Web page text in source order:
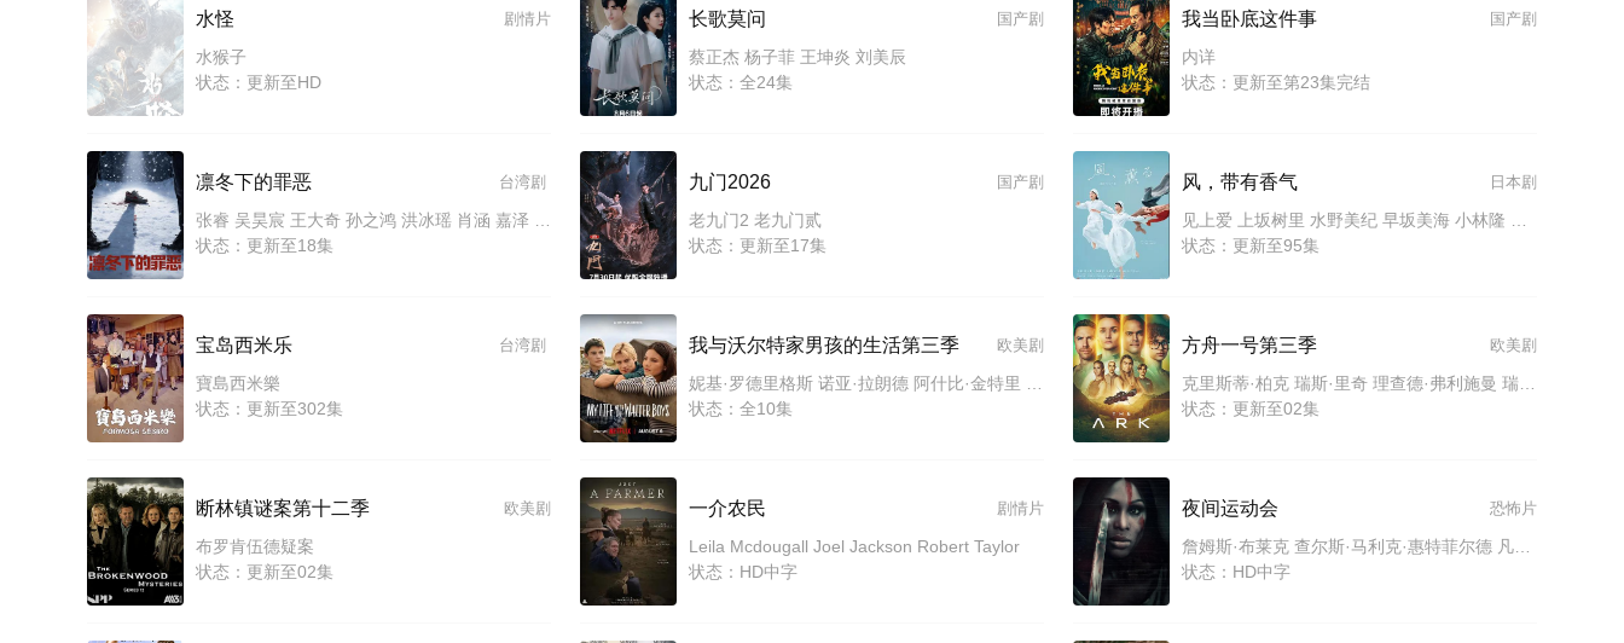
剧情片
水怪
水猴子
状态：更新至HD
国产剧
长歌莫问
蔡正杰 杨子菲 王坤炎 刘美辰
状态：全24集
国产剧
我当卧底这件事
内详
状态：更新至第23集完结
台湾剧
凛冬下的罪恶
状态：更新至18集
国产剧
九门2026
老九门2 老九门贰
状态：更新至17集
日本剧
风，带有香气
状态：更新至95集
台湾剧
宝岛西米乐
寶島西米樂
状态：更新至302集
欧美剧
我与沃尔特家男孩的生活第三季
状态：全10集
欧美剧
方舟一号第三季
状态：更新至02集
欧美剧
断林镇谜案第十二季
布罗肯伍德疑案
状态：更新至02集
剧情片
一介农民
Leila Mcdougall Joel Jackson Robert Taylor
状态：HD中字
恐怖片
夜间运动会
状态：HD中字